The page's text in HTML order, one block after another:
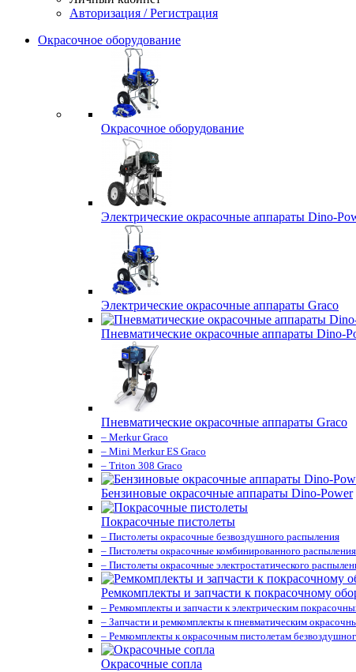
Авторизация / Регистрация
Окрасочное оборудование
Окрасочное оборудование
Электрические окрасочные аппараты Dino-
Электрические окрасочные аппараты Graco
Пневматические окрасочные аппараты Dino-
Пневматические окрасочные аппараты Graco
– Merkur Graco
– Mini Merkur ES Graco
– Triton 308 Graco
Бензиновые окрасочные аппараты Dino-Power
Покрасочные пистолеты
– Пистолеты окрасочные безвоздушного распыления
– Пистолеты окрасочные комбинированного распыления
– Пистолеты окрасочные электростатического
Ремкомплекты и запчасти к покрасочному
– Ремкомплекты и запчасти к электрическим
– Запчасти и ремкомплекты к пневматическим
– Ремкомплекты к окрасочным пистолетам
Окрасочные сопла